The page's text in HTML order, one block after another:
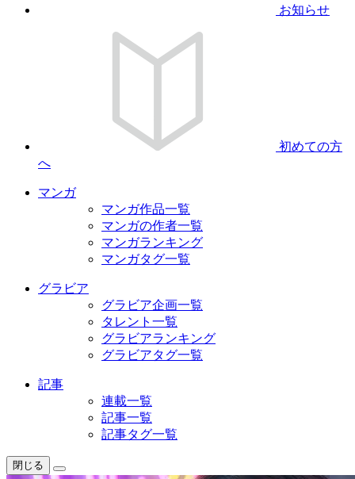
お知らせ
初めての方
へ
マンガ
マンガ作品一覧
マンガの作者一覧
マンガランキング
マンガタグ一覧
グラビア
グラビア企画一覧
タレント一覧
グラビアランキング
グラビアタグ一覧
記事
連載一覧
記事一覧
記事タグ一覧
閉じる